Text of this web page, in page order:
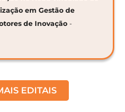
em Gestão de
de Inovação -
EDITAIS